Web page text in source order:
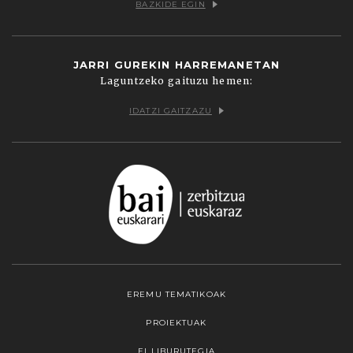
BAZKIDE EGIN
JARRI GUREKIN HARREMANETAN
Laguntzeko gaituzu hemen:
IDATZI GAITZAZU
EREMU TEMATIKOAK
PROIEKTUAK
EI LIBURUTEGIA